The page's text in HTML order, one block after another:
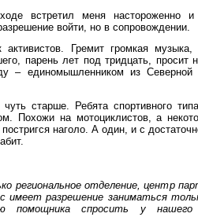
встретил меня настороженно
войти, но в сопровождении.
Гремит громкая
парень лет под тридцать, просит
– единомышленником из
старше. Ребята спортивного
Похожи на мотоциклистов, а
наголо. А один, и с
региональное отделение, центр
разрешение заниматься
помощника спросить у